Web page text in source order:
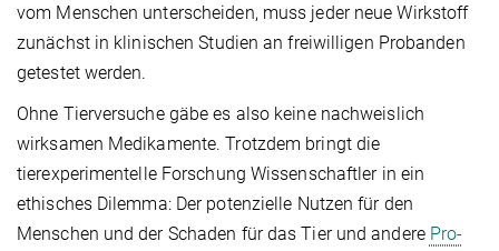
vom Menschen unterscheiden, muss jeder neue Wirkstoff
zunächst in klinischen Studien an freiwilligen Probanden
getestet werden.
Ohne Tierversuche gäbe es also keine nachweislich
wirksamen Medikamente. Trotzdem bringt die
tierexperimentelle Forschung Wissenschaftler in ein
ethisches Dilemma: Der potenzielle Nutzen für den
Menschen und der Schaden für das Tier und andere Pro-